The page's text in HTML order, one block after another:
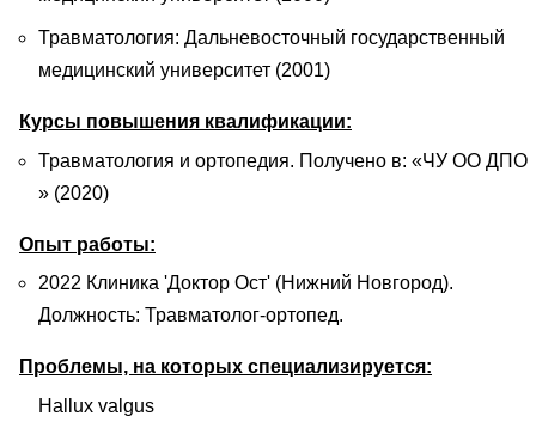
Травматология: Дальневосточный государственный
медицинский университет (2001)
Курсы повышения квалификации:
Травматология и ортопедия. Получено в: «ЧУ ОО ДПО
» (2020)
Опыт работы:
2022 Клиника 'Доктор Ост' (Нижний Новгород).
Должность: Травматолог-ортопед.
Проблемы, на которых специализируется:
Hallux valgus